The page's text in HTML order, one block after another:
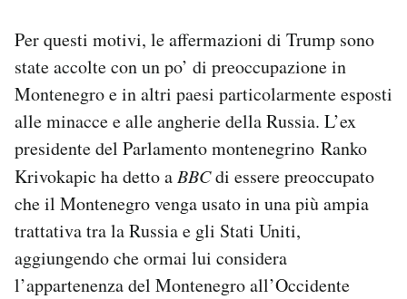
Per questi motivi, le affermazioni di Trump sono
state accolte con un po’ di preoccupazione in
Montenegro e in altri paesi particolarmente esposti
alle minacce e alle angherie della Russia. L’ex
presidente del Parlamento montenegrino Ranko
Krivokapic ha detto aBBCdi essere preoccupato
che il Montenegro venga usato in una più ampia
trattativa tra la Russia e gli Stati Uniti,
aggiungendo che ormai lui considera
l’appartenenza del Montenegro all’Occidente